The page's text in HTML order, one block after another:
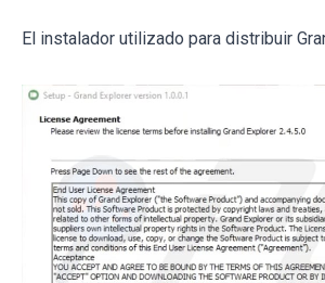
El instalador utilizado para distribuir